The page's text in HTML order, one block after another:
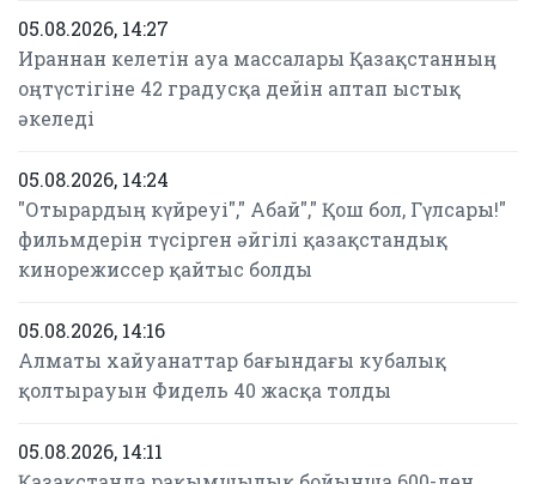
05.08.2026, 14:27
Ираннан келетін ауа массалары Қазақстанның
оңтүстігіне 42 градусқа дейін аптап ыстық
әкеледі
05.08.2026, 14:24
"Отырардың күйреуі"," Абай"," Қош бол, Гүлсары!"
фильмдерін түсірген әйгілі қазақстандық
кинорежиссер қайтыс болды
05.08.2026, 14:16
Алматы хайуанаттар бағындағы кубалық
қолтырауын Фидель 40 жасқа толды
05.08.2026, 14:11